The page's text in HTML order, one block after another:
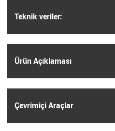
Teknik veriler:
Ürün Açıklaması
Çevrimiçi Araçlar